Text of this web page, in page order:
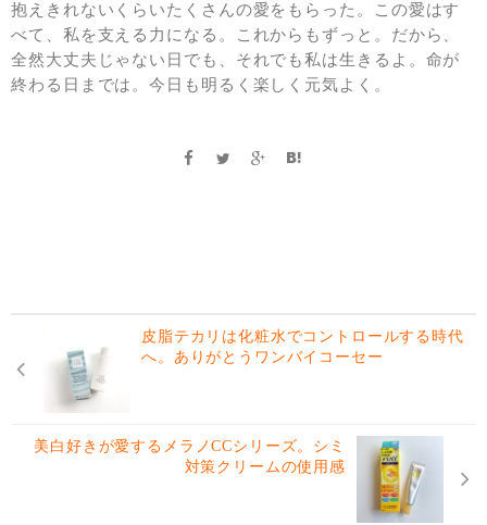
抱えきれないくらいたくさんの愛をもらった。この愛はす
べて、私を支える力になる。これからもずっと。だから、
全然大丈夫じゃない日でも、それでも私は生きるよ。命が
終わる日までは。今日も明るく楽しく元気よく。
皮脂テカリは化粧水でコントロールする時代
へ。ありがとうワンバイコーセー
美白好きが愛するメラノCCシリーズ。シミ
対策クリームの使用感